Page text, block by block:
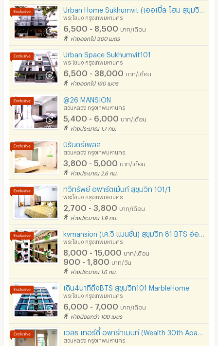
โรงยิม / ฟิตเนส
อินเทอร์เน็ตไร้สาย (WIFI) ในห้อง
เคเบิลทีวี / ดาวเทียม
มีระบบรักษาความปลอดภัย (keycard)
กล้องวงจรปิด (CCTV)
รปภ.
ร้านขายอาหาร
ร้านค้า สะดวกซื้อ
ร้านทำผม-เสริมสวย
สถานี charge รถไฟฟ้า
ห้องพักตรงปกค่ะ ขนาดห้องกำลังดี
สำหรับ 2 คน สะอาด ปลอดภัย เดินทาง
สะดวก พนักงานดูแลดีเป็นกันเองค่ะ
เวลา 1 ปี ประทั
เขียนรีวิวของคุณ
พระโขนง กรุงเทพมหานคร
6,500 - 8,500 บาท/เดือน
ห่างออกไป 300 เมตร
Urban Space Sukhumvit101
พระโขนง กรุงเทพมหานคร
6,500 - 38,000 บาท/เดือน
ห่างออกไป 190 เมตร
@26 MANSION
สวนหลวง กรุงเทพมหานคร
5,400 - 6,000 บาท/เดือน
ห่างประมาณ 1.7 กม.
นิรันดร์เพลส
สวนหลวง กรุงเทพมหานคร
3,800 - 5,000 บาท/เดือน
ห่างประมาณ 2.6 กม.
ทวีทรัพย์ อพาร์ตเม้นท์ สุขุมวิท 101/1
พระโขนง กรุงเทพมหานคร
2,700 - 3,800 บาท/เดือน
ห่างประมาณ 1.9 กม.
พระโขนง กรุงเทพมหานคร
8,000 - 15,000 บาท/เดือน
900 - 1,800 บาท/วัน
ห่างประมาณ 1.6 กม.
เดิน4นาทีถึงBTS สุขุมวิท101 MarbleHome
พระโขนง กรุงเทพมหานคร
6,000 - 7,000 บาท/เดือน
ห่างน้อยกว่า 100 เมตร
สวนหลวง กรุงเทพมหานคร